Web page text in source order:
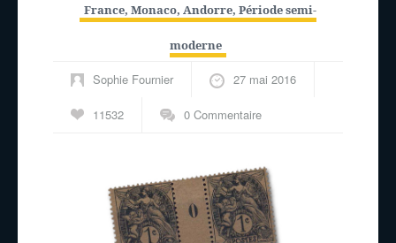
France, Monaco, Andorre, Période semi-
moderne
Sophie Fournier 27 mai 2016
11532 0 Commentaire